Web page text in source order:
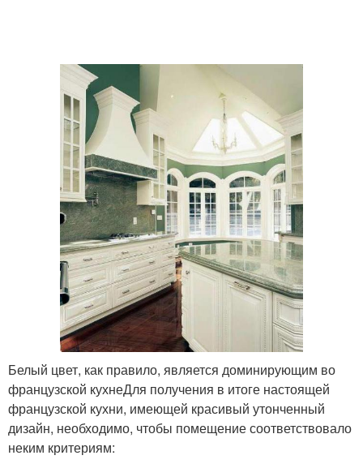
Белый цвет, как правило, является доминирующим во
французской кухнеДля получения в итоге настоящей
французской кухни, имеющей красивый утонченный
дизайн, необходимо, чтобы помещение соответствовало
неким критериям: